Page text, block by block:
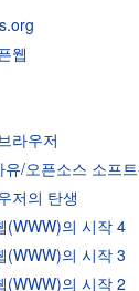
웹
라우저
/오픈소스 소프
저의 탄생
(WWW)의 시작 4
(WWW)의 시작 3
(WWW)의 시작 2